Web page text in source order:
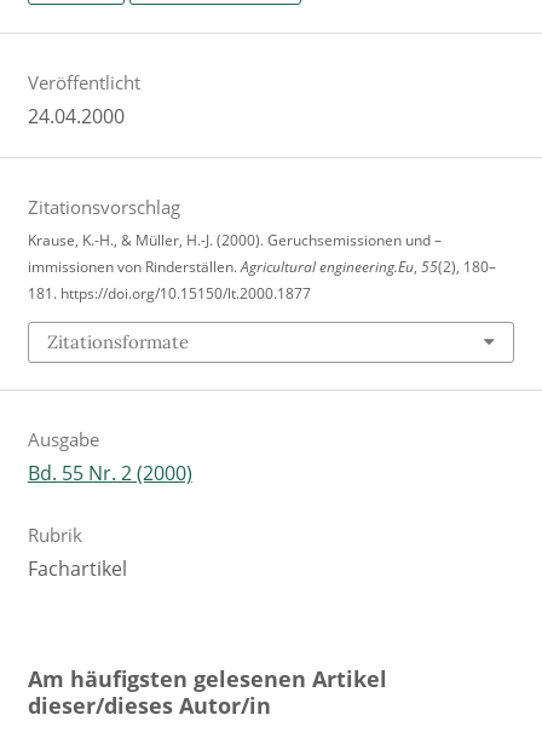
Veröffentlicht
24.04.2000
Zitationsvorschlag
Krause, K.-H., & Müller, H.-J. (2000). Geruchsemissionen und –
immissionen von Rinderställen.Agricultural engineering.Eu, 55(2), 180–
181. https://doi.org/10.15150/lt.2000.1877
Zitationsformate
Ausgabe
Bd. 55 Nr. 2 (2000)
Rubrik
Fachartikel
Am häufigsten gelesenen Artikel
dieser/dieses Autor/in